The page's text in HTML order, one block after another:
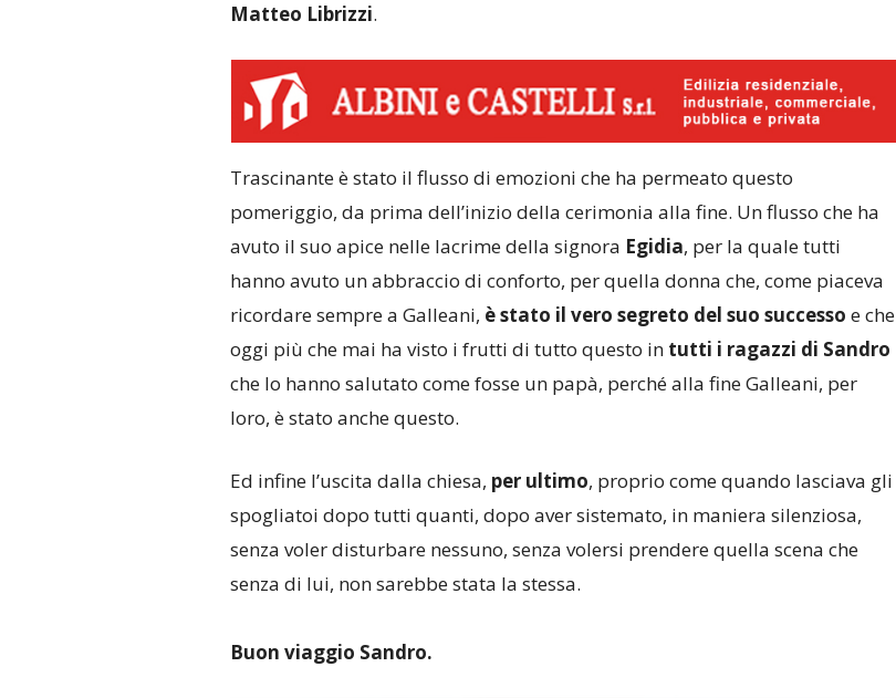
Matteo Librizzi.
Trascinante è stato il flusso di emozioni che ha permeato questo
pomeriggio, da prima dell’inizio della cerimonia alla fine. Un flusso che ha
avuto il suo apice nelle lacrime della signora Egidia, per la quale tutti
hanno avuto un abbraccio di conforto, per quella donna che, come piaceva
ricordare sempre a Galleani, è stato il vero segreto del suo successo e che
oggi più che mai ha visto i frutti di tutto questo in tutti i ragazzi di Sandro
che lo hanno salutato come fosse un papà, perché alla fine Galleani, per
loro, è stato anche questo.
Ed infine l’uscita dalla chiesa, per ultimo, proprio come quando lasciava gli
spogliatoi dopo tutti quanti, dopo aver sistemato, in maniera silenziosa,
senza voler disturbare nessuno, senza volersi prendere quella scena che
senza di lui, non sarebbe stata la stessa.
Buon viaggio Sandro.